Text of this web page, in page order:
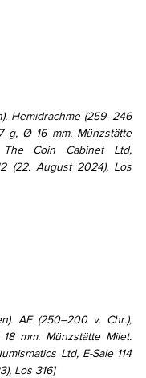
Hemidrachme (259–246
g, Ø 16 mm. Münzstätte
The Coin Cabinet Ltd,
(22. August 2024), Los
AE (250–200 v. Chr.),
mm. Münzstätte Milet.
Ltd, E-Sale 114
Los 316]